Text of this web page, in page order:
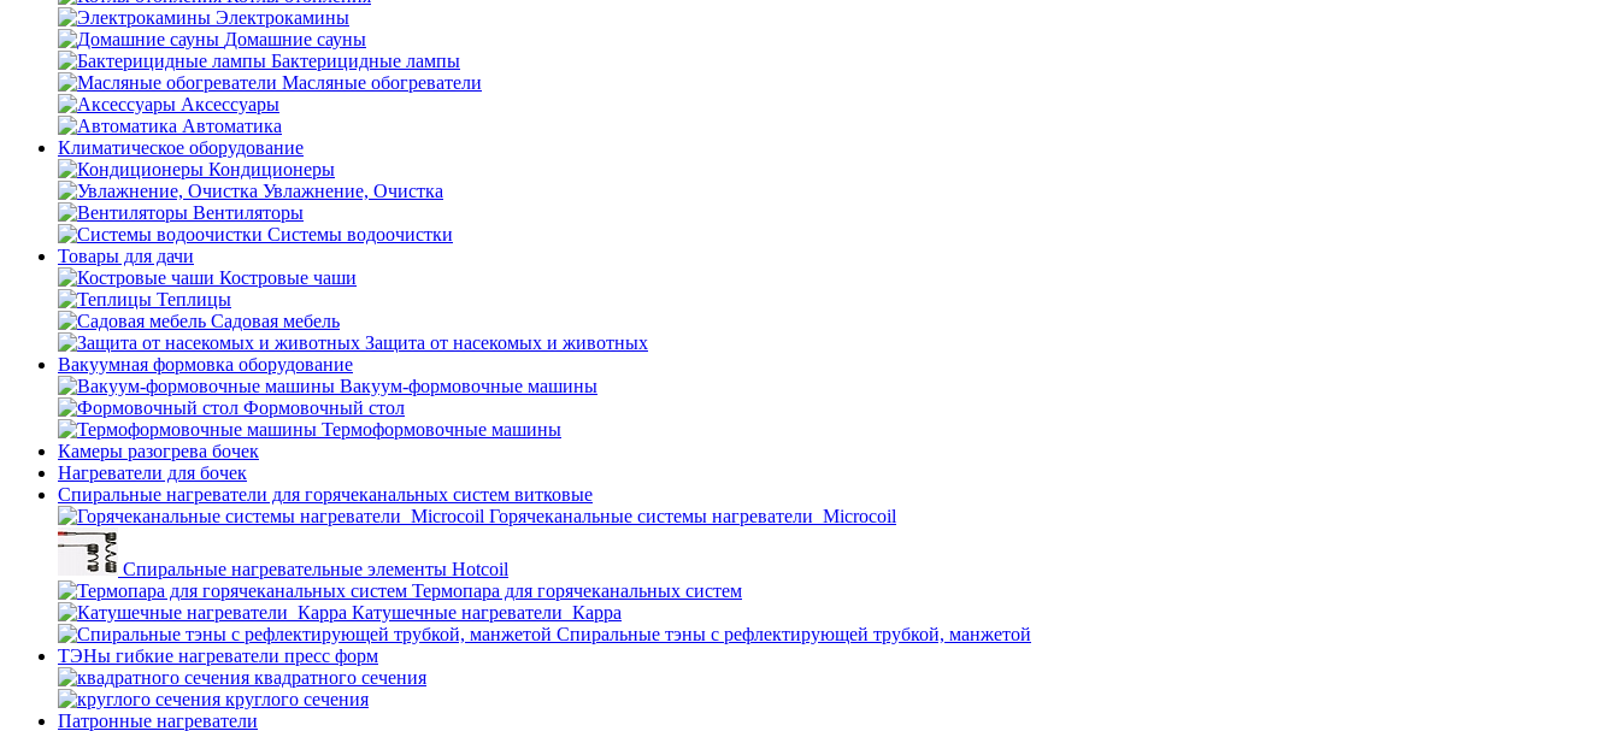
Электрокамины
Домашние сауны
Бактерицидные лампы
Масляные обогреватели
Аксессуары
Автоматика
Климатическое оборудование
Кондиционеры
Увлажнение, Очистка
Вентиляторы
Системы водоочистки
Товары для дачи
Костровые чаши
Теплицы
Садовая мебель
Защита от насекомых и животных
Вакуумная формовка оборудование
Вакуум-формовочные машины
Формовочный стол
Термоформовочные машины
Камеры разогрева бочек
Нагреватели для бочек
Спиральные нагреватели для горячеканальных систем витковые
Горячеканальные системы нагреватели_Microcoil
Спиральные нагревательные элементы Hotcoil
Термопара для горячеканальных систем
Катушечные нагреватели_Карра
Спиральные тэны с рефлектирующей трубкой, манжетой
ТЭНы гибкие нагреватели пресс форм
квадратного сечения
круглого сечения
Патронные нагреватели